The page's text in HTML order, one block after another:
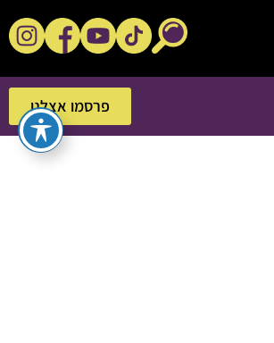
פרסמו אצלנו
פרסמו אצלנו